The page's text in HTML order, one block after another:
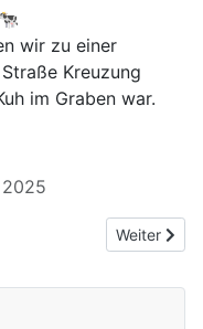
wir zu einer
Kreuzung
im Graben war.
Rauchentwicklung
Nächster
Weiter